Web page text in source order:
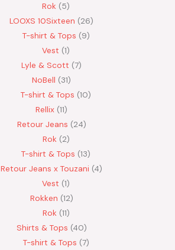
Rok 5
LOOXS 10Sixteen
26
T-shirt & Tops 9
Vest 1
Lyle & Scott 7
NoBell
31
T-shirt & Tops 10
Rellix 11
Retour Jeans 24
Rok 2
T-shirt & Tops 13
Retour Jeans x Touzani 4
Vest 1
Rokken 12
Rok 11
Shirts & Tops 40
T-shirt & Tops 7